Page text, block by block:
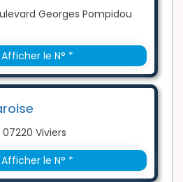
Georges Pompidou
le N° *
Viviers
le N° *